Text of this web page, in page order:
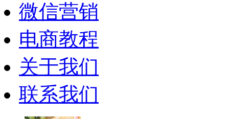
微信营销
电商教程
关于我们
联系我们